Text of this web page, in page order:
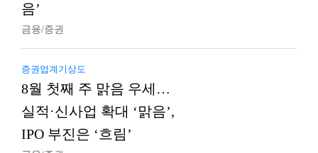
음’
금융/증권
증권업계기상도
8월 첫째 주 맑음 우세…
실적·신사업 확대 ‘맑음’,
IPO 부진은 ‘흐림’